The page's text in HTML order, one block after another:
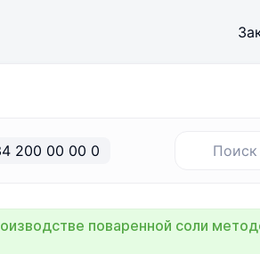
200 00 00 0
поваренной соли